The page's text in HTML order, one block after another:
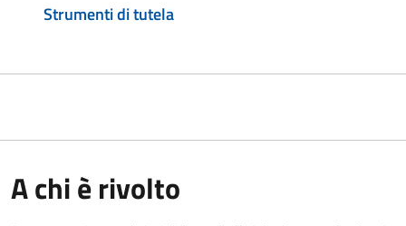
Strumenti di tutela
A chi è rivolto